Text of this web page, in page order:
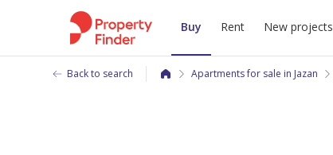
Buy Rent New projects
Back to search Apartments for sale in Jazan